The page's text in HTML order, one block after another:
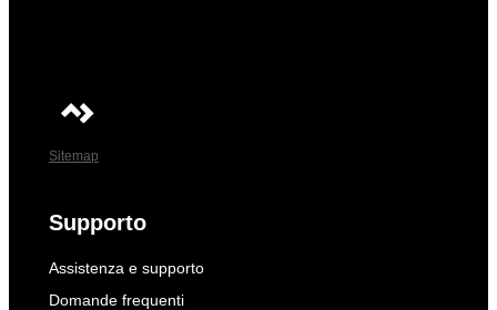
Sitemap
Supporto
Assistenza e supporto
Domande frequenti